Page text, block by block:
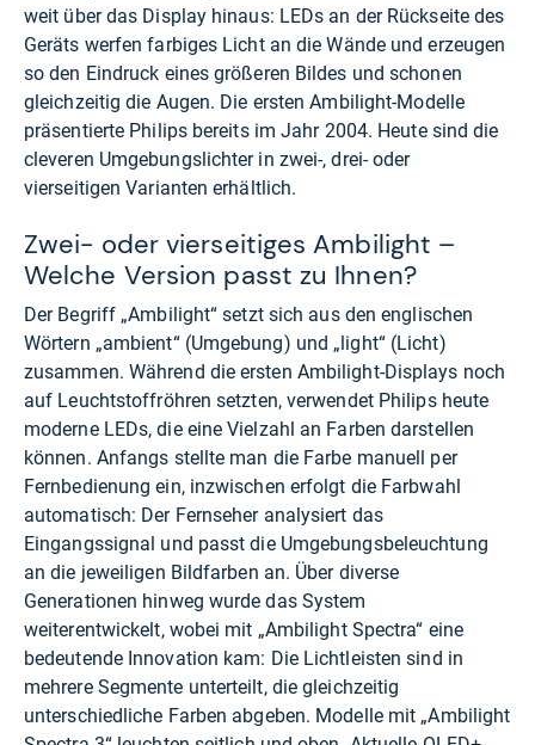
weit über das Display hinaus: LEDs an der Rückseite des
Geräts werfen farbiges Licht an die Wände und erzeugen
so den Eindruck eines größeren Bildes und schonen
gleichzeitig die Augen. Die ersten Ambilight-Modelle
präsentierte Philips bereits im Jahr 2004. Heute sind die
cleveren Umgebungslichter in zwei-, drei- oder
vierseitigen Varianten erhältlich.
Zwei- oder vierseitiges Ambilight –
Welche Version passt zu Ihnen?
Der Begriff „Ambilight“ setzt sich aus den englischen
Wörtern „ambient“ (Umgebung) und „light“ (Licht)
zusammen. Während die ersten Ambilight-Displays noch
auf Leuchtstoffröhren setzten, verwendet Philips heute
moderne LEDs, die eine Vielzahl an Farben darstellen
können. Anfangs stellte man die Farbe manuell per
Fernbedienung ein, inzwischen erfolgt die Farbwahl
automatisch: Der Fernseher analysiert das
Eingangssignal und passt die Umgebungsbeleuchtung
an die jeweiligen Bildfarben an. Über diverse
Generationen hinweg wurde das System
weiterentwickelt, wobei mit „Ambilight Spectra“ eine
bedeutende Innovation kam: Die Lichtleisten sind in
mehrere Segmente unterteilt, die gleichzeitig
unterschiedliche Farben abgeben. Modelle mit „Ambilight